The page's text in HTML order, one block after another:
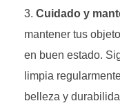
Cuidado y
mantener tus
en buen estado.
limpia
belleza y